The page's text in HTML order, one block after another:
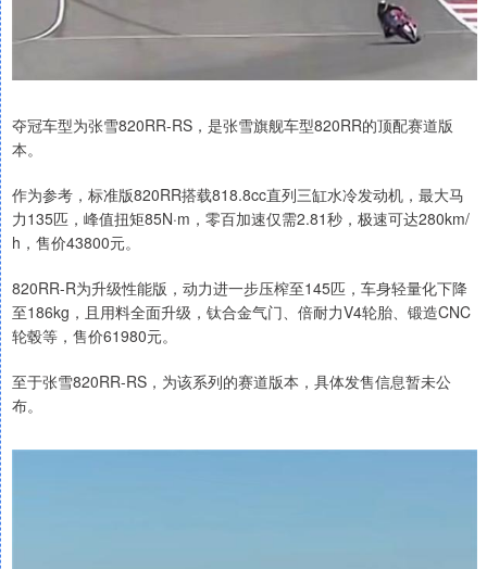
夺冠车型为张雪820RR-RS，是张雪旗舰车型820RR的顶配赛道版
本。
作为参考，标准版820RR搭载818.8cc直列三缸水冷发动机，最大马
力135匹，峰值扭矩85N·m，零百加速仅需2.81秒，极速可达280km/
h，售价43800元。
820RR-R为升级性能版，动力进一步压榨至145匹，车身轻量化下降
至186kg，且用料全面升级，钛合金气门、倍耐力V4轮胎、锻造CNC
轮毂等，售价61980元。
至于张雪820RR-RS，为该系列的赛道版本，具体发售信息暂未公
布。